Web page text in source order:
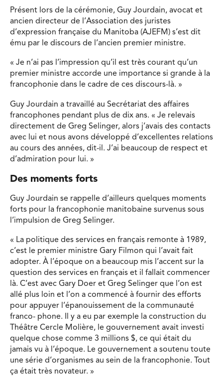
Présent lors de la cérémonie, Guy Jourdain, avocat et
ancien directeur de l’Association des juristes
d’expression française du Manitoba (AJEFM) s’est dit
ému par le discours de l’ancien premier ministre.
« Je n’ai pas l’impression qu’il est très courant qu’un
premier ministre accorde une importance si grande à la
francophonie dans le cadre de ces discours-là. »
Guy Jourdain a travaillé au Secrétariat des affaires
francophones pendant plus de dix ans. « Je relevais
directement de Greg Selinger, alors j’avais des contacts
avec lui et nous avons développé d’excellentes relations
au cours des années, dit-il. J’ai beaucoup de respect et
d’admiration pour lui. »
Des moments forts
Guy Jourdain se rappelle d’ailleurs quelques moments
forts pour la francophonie manitobaine survenus sous
l’impulsion de Greg Selinger.
« La politique des services en français remonte à 1989,
c’est le premier ministre Gary Filmon qui l’avait fait
adopter. À l’époque on a beaucoup mis l’accent sur la
question des services en français et il fallait commencer
là. C’est avec Gary Doer et Greg Selinger que l’on est
allé plus loin et l’on a commencé à fournir des efforts
pour appuyer l’épanouissement de la communauté
franco- phone. Il y a eu par exemple la construction du
Théâtre Cercle Molière, le gouvernement avait investi
quelque chose comme 3 millions $, ce qui était du
jamais vu à l’époque. Le gouvernement a soutenu toute
une série d’organismes au sein de la francophonie. Tout
ça était très novateur. »